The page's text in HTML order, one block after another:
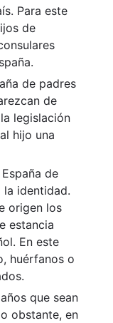
Para este
de
de padres
de
legislación
hijo una
de
la identidad.
origen los
estancia
En este
huérfanos o
que sean
obstante, en